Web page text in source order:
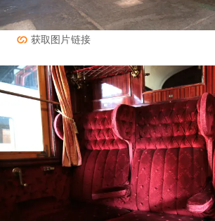
获取图片链接